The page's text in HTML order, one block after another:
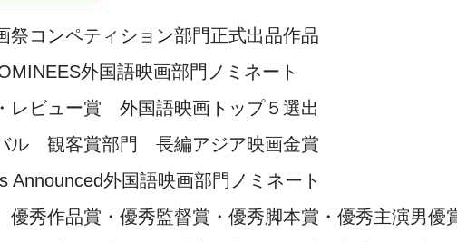
祭コンペティション部門正式出品作品
外国語映画部門ノミネート
レビュー賞 外国語映画トップ５選出
ル 観客賞部門 長編アジア映画金賞
Announced外国語映画部門ノミネート
秀作品賞・優秀監督賞・優秀脚本賞・優秀主演男優